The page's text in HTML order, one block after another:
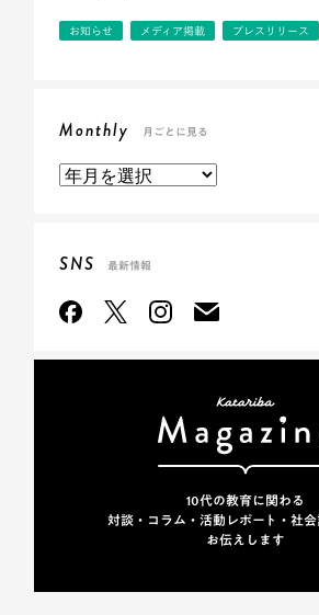
お知らせ メディア掲載 プレスリリース
Monthly 月ごとに見る
SNS 最新情報
10代の教育に関わる
対談・コラム・活動レポート・社
お伝えします